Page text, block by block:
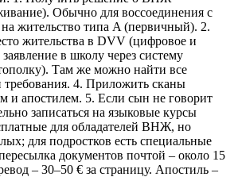
Обычно для воссоединения с
жительство типа A (первичный). 2.
жительства в DVV (цифровое и
в школу через систему
Там же можно найти все
требования. 4. Приложить сканы
и апостилем. 5. Если сын не говорит
записаться на языковые курсы
для обладателей ВНЖ, но
для подростков есть специальные
документов почтой – около 15
– 30–50 € за страницу. Апостиль –